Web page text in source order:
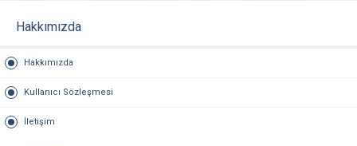
Hakkımızda
Hakkımızda
Kullanıcı Sözleşmesi
İletişim